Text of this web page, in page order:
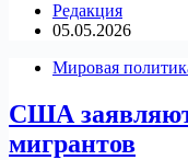
Редакция
05.05.2026
Мировая
США заявляют
мигрантов